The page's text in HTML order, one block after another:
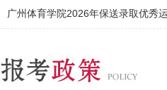
广州体育学院2026年保送录取优秀